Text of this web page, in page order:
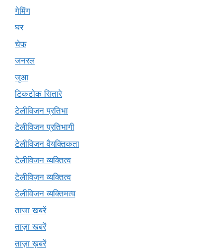
गेमिंग
घर
चेफ
जनरल
जुआ
टिकटोक सितारे
टेलीविजन प्रतिभा
टेलीविजन प्रतिभागी
टेलीविजन वैयक्तिकता
टेलीविजन व्यक्तित्व
टेलीविज़न व्यक्तित्व
टेलीविजन व्यक्तिमत्व
ताजा खबरें
ताज़ा खबरें
ताज़ा ख़बरें